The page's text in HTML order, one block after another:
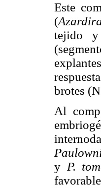
Este
(
tejido y
brotes
Al
y P.